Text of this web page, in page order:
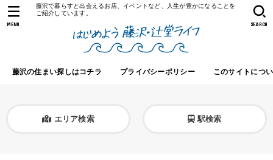
藤沢で暮らすと出会えるお店、イベントなど、人生が豊かになることを
ご紹介しています。
藤沢の住まい探しはコチラ プライバシーポリシー このサイトにつ
SEARCH
MENU
エリア検索 駅検索